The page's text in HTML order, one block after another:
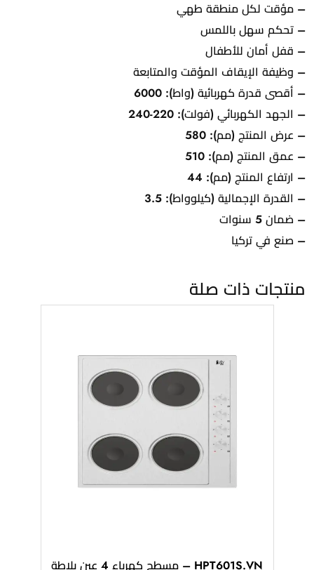
– مؤقت لكل منطقة طهي
– تحكم سهل باللمس
– قفل أمان للأطفال
– وظيفة الإيقاف المؤقت والمتابعة
– أقصى قدرة كهربائية (واط): 6000
– الجهد الكهربائي (فولت): 220-240
– عرض المنتج (مم): 580
– عمق المنتج (مم): 510
– ارتفاع المنتج (مم): 44
– القدرة الإجمالية (كيلوواط): 3.5
– ضمان 5 سنوات
– صنع في تركيا
منتجات ذات صلة
HPT601S.VN – مسطح كهرباء 4 عين بلاطة